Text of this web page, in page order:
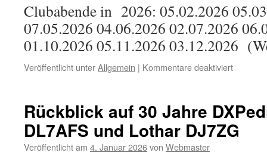
Clubabende in 2026: 05.02.2026
07.05.2026 04.06.2026 02.07.2026
01.10.2026 05.11.2026 03.12.2026
Veröffentlicht unterAllgemein | Kommentare deaktiviertfür
Rückblick auf 30 Jahre
DL7AFS und Lothar DJ7ZG
Veröffentlicht am 4. Januar 2026von Webmaster